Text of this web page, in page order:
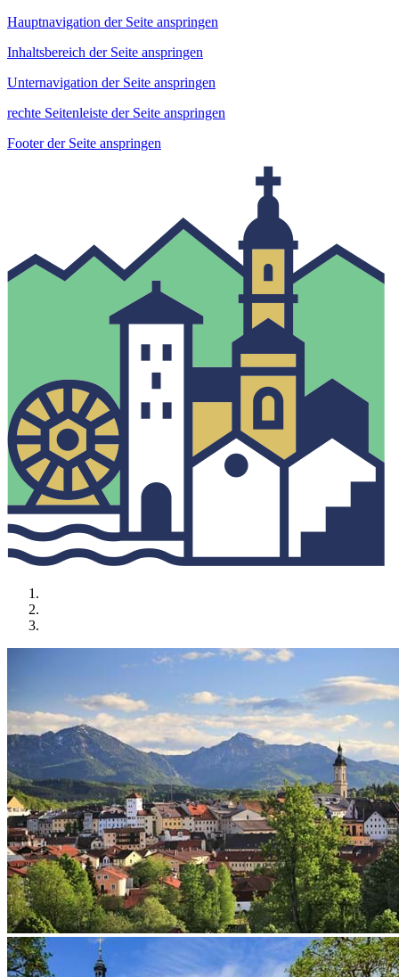
Hauptnavigation der Seite anspringen
Inhaltsbereich der Seite anspringen
Unternavigation der Seite anspringen
rechte Seitenleiste der Seite anspringen
Footer der Seite anspringen